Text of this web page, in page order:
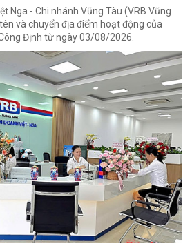
Nga - Chi nhánh Vũng Tàu (VRB Vũng
và chuyển địa điểm hoạt động của
Định từ ngày 03/08/2026.